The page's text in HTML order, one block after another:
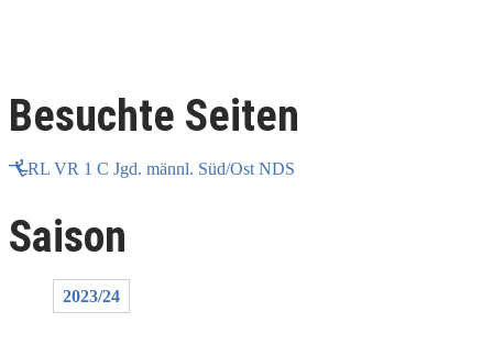
Besuchte Seiten
RL VR 1 C Jgd. männl. Süd/Ost NDS
Saison
2023/24